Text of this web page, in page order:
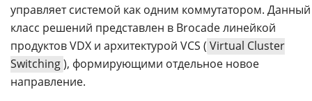
управляет системой как одним коммутатором. Данный
класс решений представлен в Brocade линейкой
продуктов VDX и архитектурой VCS ( Virtual Cluster
Switching), формирующими отдельное новое
направление.